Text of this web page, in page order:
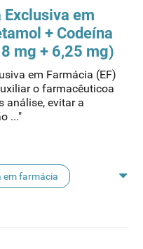
picetoprofeno
amorolfina
Exclusiva em
+ Codeína
mg + 6,25 mg)
em Farmácia (EF)
o farmacêuticoa
análise, evitar a
..."
em farmácia